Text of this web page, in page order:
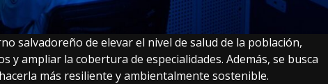
salvadoreño de elevar el nivel de salud de la población,
y ampliar la cobertura de especialidades. Además, se busca
más resiliente y ambientalmente sostenible.